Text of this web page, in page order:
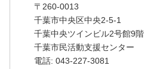
〒260-0013
千葉市中央区中央2-5-1
千葉中央ツインビル2号館9階
千葉市民活動支援センター
電話: 043-227-3081